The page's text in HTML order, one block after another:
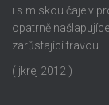
i s miskou čaje v
opatrně
zarůstající travou
( jkrej 2012 )